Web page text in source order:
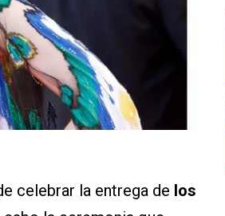
celebrar la entrega de los